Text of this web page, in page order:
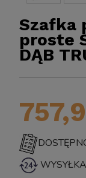
Oczka z Lampą
Szafka
proste
DĄB